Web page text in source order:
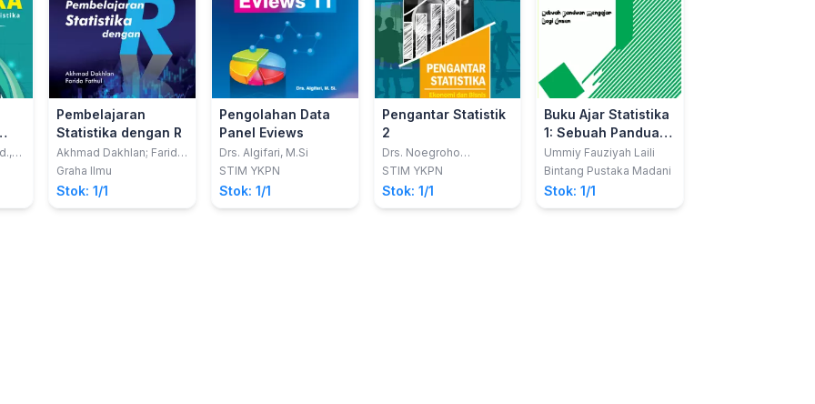
Pembelajaran
Statistika dengan R
Akhmad Dakhlan; Farida
Fathul
Graha Ilmu
Stok: 1/1
Pengolahan Data
Panel Eviews
Drs. Algifari, M.Si
STIM YKPN
Stok: 1/1
Pengantar Statistik
2
Drs. Noegroho
Boedijoewono
STIM YKPN
Stok: 1/1
Buku Ajar Statistika
1: Sebuah Panduan
Mengajar Bagi
Dosen
Ummiy Fauziyah Laili
Bintang Pustaka Madani
Stok: 1/1